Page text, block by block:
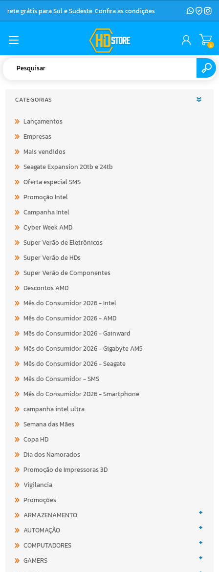
Frete grátis para Sul e Sudeste. Confira as condições
0
CATEGORIAS
Lançamentos
Empresas
Mais vendidos
Seagate Expansion 20tb e 24tb
Oferta especial SMS
Promoção Intel
Campanha Intel
Cyber Week AMD
Super Verão de Eletrônicos
Super Verão de HDs
Super Verão de Componentes
Descontos AMD
Mês do Consumidor 2026 - Intel
Mês do Consumidor 2026 - AMD
Mês do Consumidor 2026 - Gainward
Mês do Consumidor 2026 - Gigabyte AM5
Mês do Consumidor 2026 - Seagate
Mês do Consumidor - SMS
Mês do Consumidor 2026 - Smartphone
campanha intel ultra
Semana das Mães
Copa HD
Dia dos Namorados
Promoção de Impressoras 3D
Vigilancia
Promoções
ARMAZENAMENTO
+
AUTOMAÇÃO +
COMPUTADORES +
GAMERS +